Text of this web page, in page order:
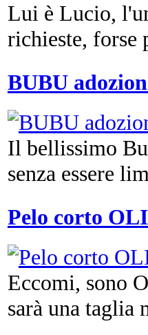
Lui è Lucio,
richieste, forse
BUBU
Il bellissimo
senza essere
Pelo corto
Eccomi, sono
sarà una taglia